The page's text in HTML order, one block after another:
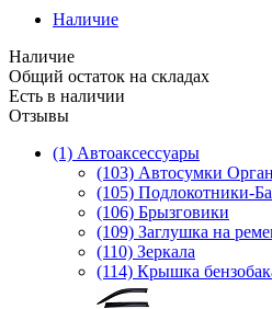
Наличие
Наличие
Общий остаток на складах
Есть в наличии
Отзывы
(1) Автоаксессуары
(103) Автосумки
(105) Подлокотники-
(106) Брызговики
(109) Заглушка на
(110) Зеркала
(114) Крышка